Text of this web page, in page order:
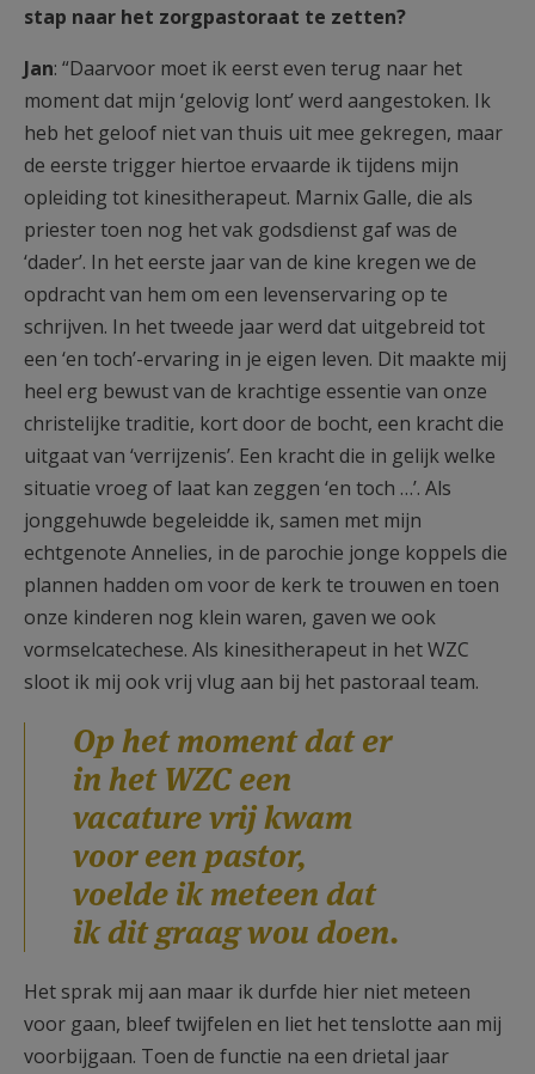
stap naar het zorgpastoraat te zetten?
Jan: “Daarvoor moet ik eerst even terug naar het
moment dat mijn ‘gelovig lont’ werd aangestoken. Ik
heb het geloof niet van thuis uit mee gekregen, maar
de eerste trigger hiertoe ervaarde ik tijdens mijn
opleiding tot kinesitherapeut. Marnix Galle, die als
priester toen nog het vak godsdienst gaf was de
‘dader’. In het eerste jaar van de kine kregen we de
opdracht van hem om een levenservaring op te
schrijven. In het tweede jaar werd dat uitgebreid tot
een ‘en toch’-ervaring in je eigen leven. Dit maakte mij
heel erg bewust van de krachtige essentie van onze
christelijke traditie, kort door de bocht, een kracht die
uitgaat van ‘verrijzenis’. Een kracht die in gelijk welke
situatie vroeg of laat kan zeggen ‘en toch …’. Als
jonggehuwde begeleidde ik, samen met mijn
echtgenote Annelies, in de parochie jonge koppels die
plannen hadden om voor de kerk te trouwen en toen
onze kinderen nog klein waren, gaven we ook
vormselcatechese. Als kinesitherapeut in het WZC
sloot ik mij ook vrij vlug aan bij het pastoraal team.
Op het moment dat er
in het WZC een
vacature vrij kwam
voor een pastor,
voelde ik meteen dat
ik dit graag wou doen.
Het sprak mij aan maar ik durfde hier niet meteen
voor gaan, bleef twijfelen en liet het tenslotte aan mij
voorbijgaan. Toen de functie na een drietal jaar